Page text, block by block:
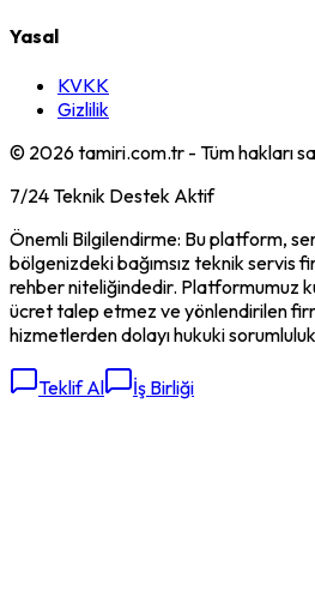
Yasal
KVKK
Gizlilik
© 2026tamiri.com.tr - Tüm hakları
7/24 Teknik Destek Aktif
Önemli Bilgilendirme: Bu platform,
bölgenizdeki bağımsız teknik servis
rehber niteliğindedir. Platformumuz
ücret talep etmez ve yönlendirilen
hizmetlerden dolayı hukuki
Teklif Al İş Birliği